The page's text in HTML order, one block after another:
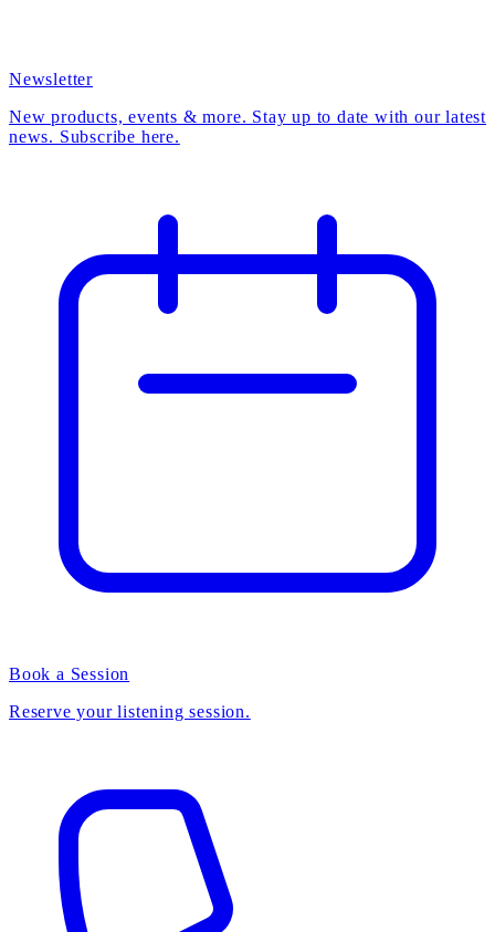
Newsletter
New products, events & more. Stay up to date with our latest
news. Subscribe here.
Book a Session
Reserve your listening session.